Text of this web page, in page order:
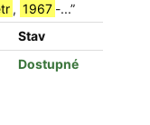
, 1967 -...”
Stav
Dostupné